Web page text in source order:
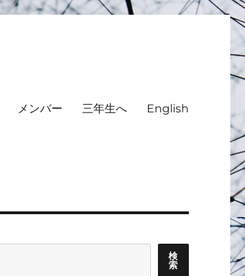
メンバー 三年生へ English
検
索